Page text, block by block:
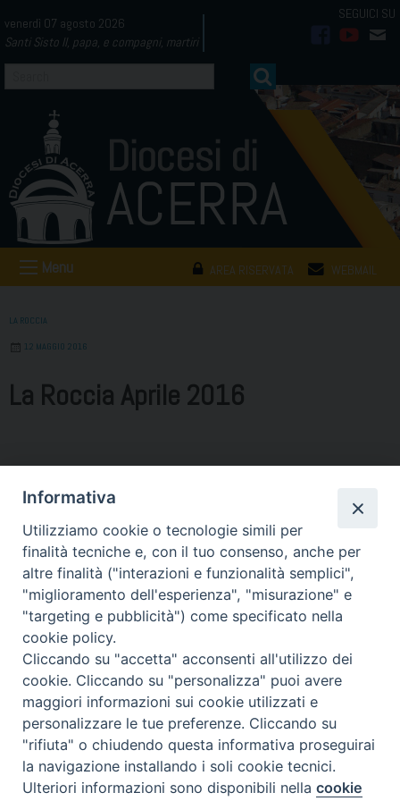
to
content
venerdì 07 agosto 2026
Santi Sisto II, papa, e compagni, martiri
AREA RISERVATA WEBMAIL
Menu
LA ROCCIA
12 MAGGIO 2016
La Roccia Aprile 2016
Piazza Duomo 7 - 80011 Acerra (NA) - Tel/Fax 081 5209329 -
ced@diocesiacerra.it © 2019
Preferenze Cookie
Informativa
Utilizziamo cookie o tecnologie simili per
finalità tecniche e, con il tuo consenso, anche per
altre finalità ("interazioni e funzionalità semplici",
"miglioramento dell'esperienza", "misurazione" e
"targeting e pubblicità") come specificato nella
cookie policy.
Cliccando su "accetta" acconsenti all'utilizzo dei
cookie. Cliccando su "personalizza" puoi avere
maggiori informazioni sui cookie utilizzati e
personalizzare le tue preferenze. Cliccando su
"rifiuta" o chiudendo questa informativa proseguirai
la navigazione installando i soli cookie tecnici.
Ulteriori informazioni sono disponibili nellacookie